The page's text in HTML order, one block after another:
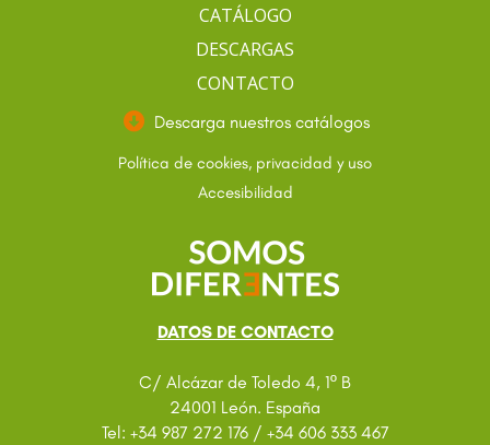
CATÁLOGO
DESCARGAS
CONTACTO
Descarga nuestros catálogos
Política de cookies, privacidad y uso
Accesibilidad
DATOS DE CONTACTO
C/ Alcázar de Toledo 4, 1º B
24001 León. España
Tel: +34 987 272 176 / +34 606 333 467